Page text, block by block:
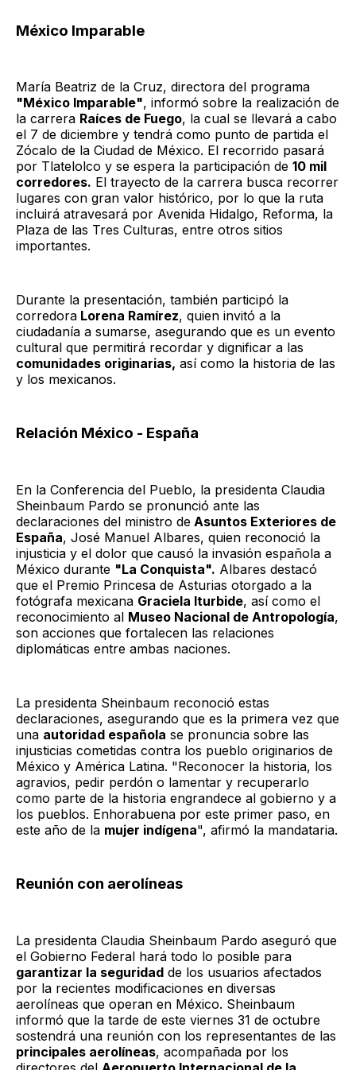
México Imparable
María Beatriz de la Cruz, directora del programa
"México Imparable", informó sobre la realización de
la carrera Raíces de Fuego, la cual se llevará a cabo
el 7 de diciembre y tendrá como punto de partida el
Zócalo de la Ciudad de México. El recorrido pasará
por Tlatelolco y se espera la participación de 10 mil
corredores. El trayecto de la carrera busca recorrer
lugares con gran valor histórico, por lo que la ruta
incluirá atravesará por Avenida Hidalgo, Reforma, la
Plaza de las Tres Culturas, entre otros sitios
importantes.
Durante la presentación, también participó la
corredora Lorena Ramírez, quien invitó a la
ciudadanía a sumarse, asegurando que es un evento
cultural que permitirá recordar y dignificar a las
comunidades originarias, así como la historia de las
y los mexicanos.
Relación México - España
En la Conferencia del Pueblo, la presidenta Claudia
Sheinbaum Pardo se pronunció ante las
declaraciones del ministro de Asuntos Exteriores de
España, José Manuel Albares, quien reconoció la
injusticia y el dolor que causó la invasión española a
México durante "La Conquista". Albares destacó
que el Premio Princesa de Asturias otorgado a la
fotógrafa mexicana Graciela Iturbide, así como el
reconocimiento al Museo Nacional de Antropología,
son acciones que fortalecen las relaciones
diplomáticas entre ambas naciones.
La presidenta Sheinbaum reconoció estas
declaraciones, asegurando que es la primera vez que
una autoridad española se pronuncia sobre las
injusticias cometidas contra los pueblo originarios de
México y América Latina. "Reconocer la historia, los
agravios, pedir perdón o lamentar y recuperarlo
como parte de la historia engrandece al gobierno y a
los pueblos. Enhorabuena por este primer paso, en
este año de la mujer indígena", afirmó la mandataria.
Reunión con aerolíneas
La presidenta Claudia Sheinbaum Pardo aseguró que
el Gobierno Federal hará todo lo posible para
garantizar la seguridad de los usuarios afectados
por la recientes modificaciones en diversas
aerolíneas que operan en México. Sheinbaum
informó que la tarde de este viernes 31 de octubre
sostendrá una reunión con los representantes de las
principales aerolíneas, acompañada por los